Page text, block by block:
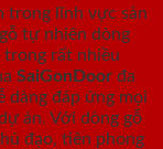
trong lĩnh vực sản
tự nhiên dòng
trong rất nhiều
SaiGonDoor đa
dàng đáp ứng mọi
án. Với dòng gỗ
đạo, tiên phong